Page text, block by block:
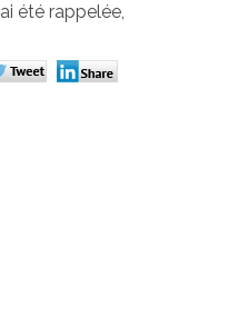
été rappelée,